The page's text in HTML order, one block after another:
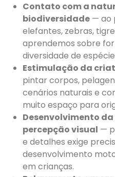
Contato com a
biodiversidade — ao
elefantes, zebras,
aprendemos sobre
diversidade de
Estimulação da
pintar corpos,
cenários naturais e
muito espaço para
Desenvolvimento
percepção visual —
e detalhes exige
desenvolvimento
em crianças.